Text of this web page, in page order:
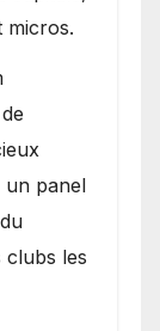
micros.
un panel
clubs les